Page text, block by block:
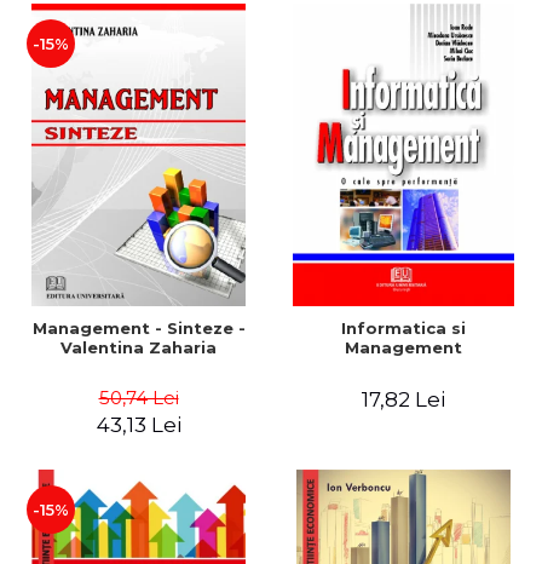
-15%
Management - Sinteze -
Valentina Zaharia
50,74 Lei
43,13 Lei
Informatica si
Management
17,82 Lei
-15%